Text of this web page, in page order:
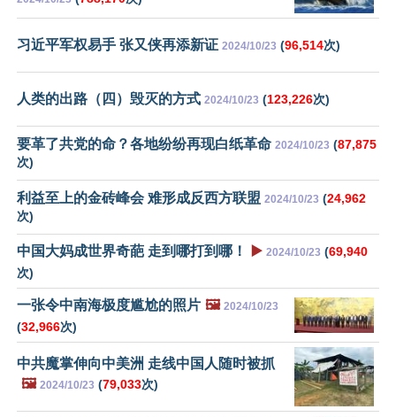
习近平军权易手 张又侠再添新证 2024/10/23 (96,514次)
人类的出路（四）毁灭的方式 2024/10/23 (123,226次)
要革了共党的命？各地纷纷再现白纸革命 2024/10/23 (87,875
次)
利益至上的金砖峰会 难形成反西方联盟 2024/10/23 (24,962
次)
中国大妈成世界奇葩 走到哪打到哪！ ▶️ 2024/10/23 (69,940
次)
一张令中南海极度尴尬的照片 🖼️ 2024/10/23
(32,966次)
中共魔掌伸向中美洲 走线中国人随时被抓
🖼️ 2024/10/23 (79,033次)